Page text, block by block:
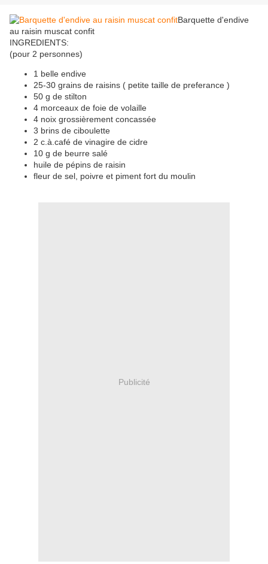
Barquette d'endive
au raisin muscat confit
INGREDIENTS:
(pour 2 personnes)
1 belle endive
25-30 grains de raisins ( petite taille de preferance )
50 g de stilton
4 morceaux de foie de volaille
4 noix grossièrement concassée
3 brins de ciboulette
2 c.à.café de vinagire de cidre
10 g de beurre salé
huile de pépins de raisin
fleur de sel, poivre et piment fort du moulin
Publicité